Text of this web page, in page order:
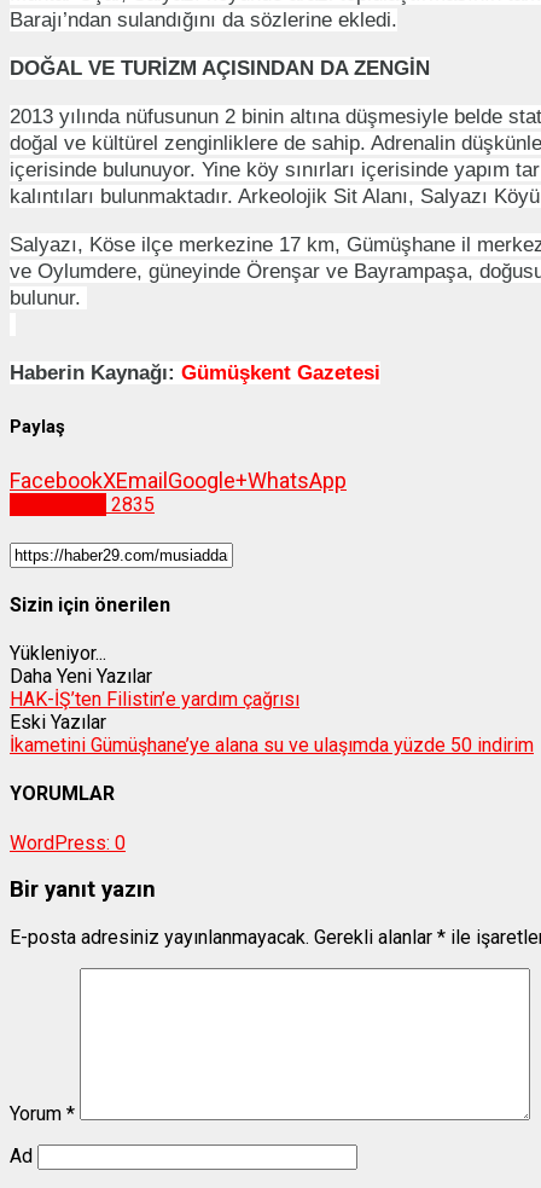
Barajı’ndan sulandığını da sözlerine ekledi.
DOĞAL VE TURİZM AÇISINDAN DA ZENGİN
2013 yılında nüfusunun 2 binin altına düşmesiyle belde
doğal ve kültürel zenginliklere de sahip. Adrenalin
içerisinde bulunuyor. Yine köy sınırları içerisinde yapım
kalıntıları bulunmaktadır. Arkeolojik Sit Alanı, Salyazı
Salyazı, Köse ilçe merkezine 17 km, Gümüşhane il
ve Oylumdere, güneyinde Örenşar ve Bayrampaşa,
bulunur.
Haberin Kaynağı: Gümüşkent Gazetesi
Paylaş
FacebookXEmail Google+WhatsApp
2835
Sizin için önerilen
Yükleniyor...
Daha Yeni Yazılar
HAK-İŞ’ten Filistin’e yardım çağrısı
Eski Yazılar
İkametini Gümüşhane’ye alana su ve ulaşımda yüzde 50 indirim
YORUMLAR
WordPress: 0
Bir yanıt yazın
E-posta adresiniz yayınlanmayacak. Gerekli alanlar * ile
Yorum *
Ad